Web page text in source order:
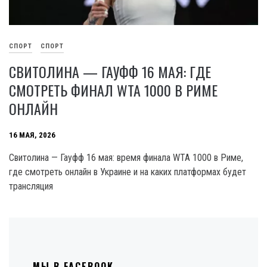
СПОРТ СПОРТ
СВИТОЛИНА — ГАУФФ 16 МАЯ: ГДЕ
СМОТРЕТЬ ФИНАЛ WTA 1000 В РИМЕ
ОНЛАЙН
16 МАЯ, 2026
Свитолина — Гауфф 16 мая: время финала WTA 1000 в Риме,
где смотреть онлайн в Украине и на каких платформах будет
трансляция